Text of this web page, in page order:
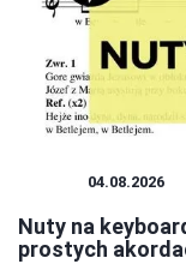
04.08.2026
Nuty na
prostych